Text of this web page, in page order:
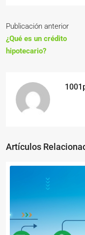
Publicación anterior
¿Qué es un crédito
hipotecario?
Artículos